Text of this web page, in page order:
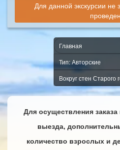
Для данной экскурсии не
Главная
Тип: Авторские
Вокруг стен Старого
Для осуществления
выезда,
количество взрослых и